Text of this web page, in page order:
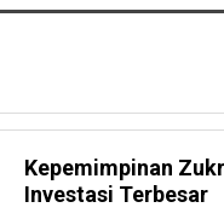
Kepemimpinan
Investasi Terbesar